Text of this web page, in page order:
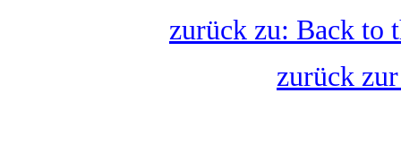
zurück zu: Back to
zurück